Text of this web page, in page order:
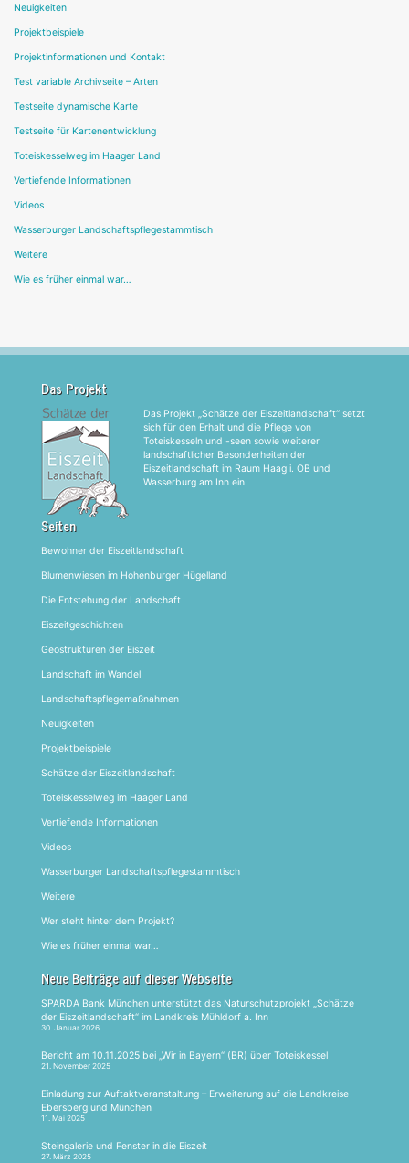
Neuigkeiten
Projektbeispiele
Projektinformationen und Kontakt
Test variable Archivseite – Arten
Testseite dynamische Karte
Testseite für Kartenentwicklung
Toteiskesselweg im Haager Land
Vertiefende Informationen
Videos
Wasserburger Landschaftspflegestammtisch
Weitere
Wie es früher einmal war…
Das Projekt
Das Projekt „Schätze der Eiszeitlandschaft“ setzt
sich für den Erhalt und die Pflege von
Toteiskesseln und -seen sowie weiterer
landschaftlicher Besonderheiten der
Eiszeitlandschaft im Raum Haag i. OB und
Wasserburg am Inn ein.
Seiten
Bewohner der Eiszeitlandschaft
Blumenwiesen im Hohenburger Hügelland
Die Entstehung der Landschaft
Eiszeitgeschichten
Geostrukturen der Eiszeit
Landschaft im Wandel
Landschaftspflegemaßnahmen
Neuigkeiten
Projektbeispiele
Schätze der Eiszeitlandschaft
Toteiskesselweg im Haager Land
Vertiefende Informationen
Videos
Wasserburger Landschaftspflegestammtisch
Weitere
Wer steht hinter dem Projekt?
Wie es früher einmal war…
Neue Beiträge auf dieser Webseite
SPARDA Bank München unterstützt das Naturschutzprojekt „Schätze
der Eiszeitlandschaft“ im Landkreis Mühldorf a. Inn
30. Januar 2026
Bericht am 10.11.2025 bei „Wir in Bayern“ (BR) über Toteiskessel
21. November 2025
Einladung zur Auftaktveranstaltung – Erweiterung auf die Landkreise
Ebersberg und München
11. Mai 2025
Steingalerie und Fenster in die Eiszeit
27. März 2025